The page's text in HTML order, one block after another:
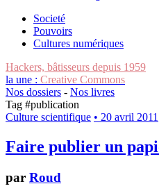
Societé
Pouvoirs
Cultures numériques
Hackers, bâtisseurs depuis 1959
la une : Creative Commons
Nos dossiers - Nos livres
Tag #publication
Culture scientifique • 20 avril 2011
Faire publier un
par Roud